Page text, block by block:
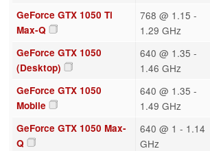
GeForce GTX 1050 Ti
Max-Q
768 @ 1.15 -
1.29 GHz
GeForce GTX 1050
(Desktop)
640 @ 1.35 -
1.46 GHz
GeForce GTX 1050
Mobile
640 @ 1.35 -
1.49 GHz
GeForce GTX 1050 Max-
Q
640 @ 1 - 1.14
GHz